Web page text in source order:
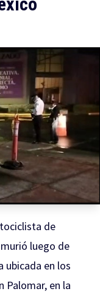
de
luego de
en los
Palomar, en la